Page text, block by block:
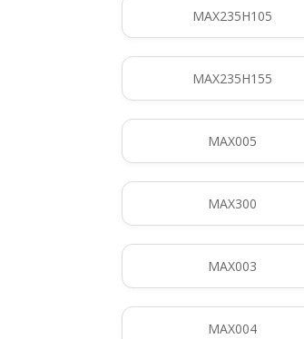
MAX235H105
MAX235H155
MAX005
MAX300
MAX003
MAX004